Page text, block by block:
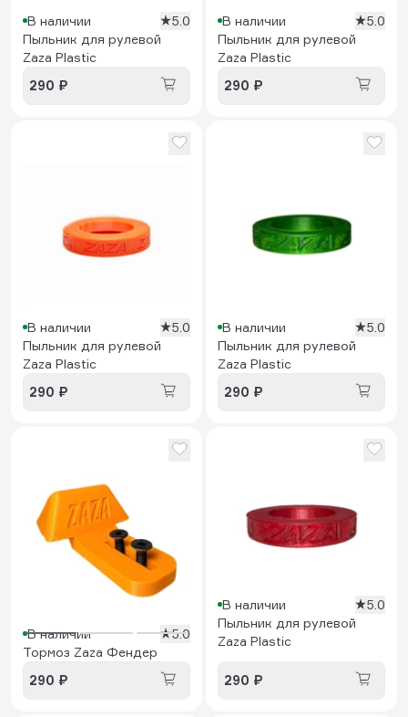
В наличии
5.0
Пыльник для рулевой
Zaza Plastic
290 ₽
В наличии
5.0
Пыльник для рулевой
Zaza Plastic
290 ₽
В наличии
5.0
Пыльник для рулевой
Zaza Plastic
290 ₽
В наличии
5.0
Пыльник для рулевой
Zaza Plastic
290 ₽
В наличии
5.0
Тормоз Zaza Фендер
290 ₽
В наличии
5.0
Пыльник для рулевой
Zaza Plastic
290 ₽